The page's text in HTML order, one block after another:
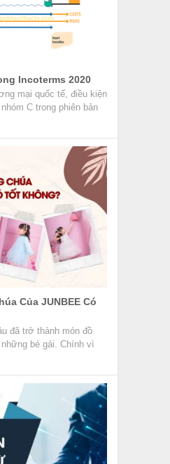
Incoterms 2020
mại quốc tế, điều kiện
C trong phiên bản
Của JUNBEE Có
đã trở thành món đồ
bé gái. Chính vì